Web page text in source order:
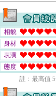
相貌
身材
表演
態度
註﹕最高值